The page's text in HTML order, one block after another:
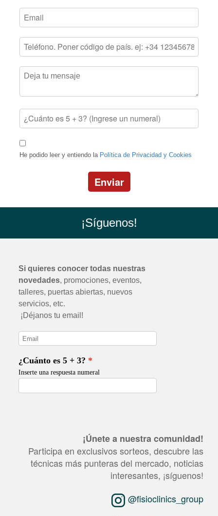
He podido leer y entiendo la Política de Privacidad y Cookies
Enviar
¡Síguenos!
¡Únete a nuestra comunidad!
Participa en exclusivos sorteos, descubre las
técnicas más punteras del mercado, noticias
interesantes, ¡síguenos!
@fisioclinics_group